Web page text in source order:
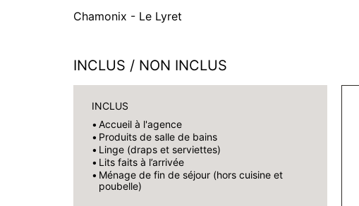
Chamonix - Le Lyret
INCLUS / NON INCLUS
INCLUS
Accueil à l'agence
Produits de salle de bains
Linge (draps et serviettes)
Lits faits à l’arrivée
Ménage de fin de séjour (hors cuisine et
poubelle)